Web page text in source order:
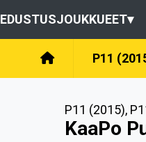
EDUSTUSJOUKKUEET▾
P11
P11 (2015),
KaaPo